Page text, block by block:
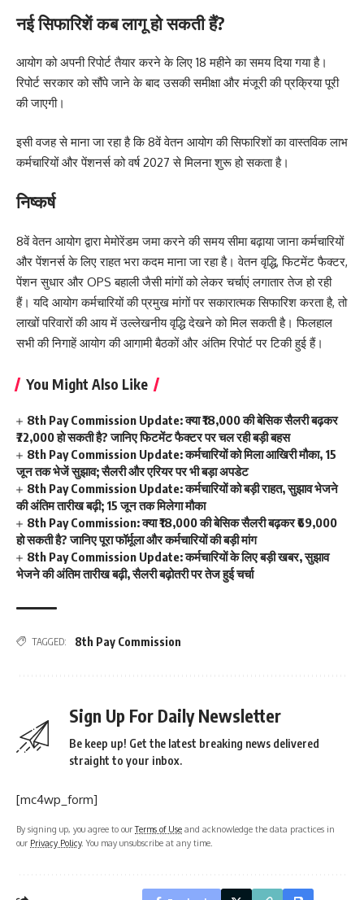
नई सिफारिशें कब लागू हो सकती हैं?
आयोग को अपनी रिपोर्ट तैयार करने के लिए 18 महीने का समय दिया गया है।
रिपोर्ट सरकार को सौंपे जाने के बाद उसकी समीक्षा और मंजूरी की प्रक्रिया पूरी
की जाएगी।
इसी वजह से माना जा रहा है कि 8वें वेतन आयोग की सिफारिशों का वास्तविक लाभ
कर्मचारियों और पेंशनर्स को वर्ष 2027 से मिलना शुरू हो सकता है।
निष्कर्ष
8वें वेतन आयोग द्वारा मेमोरेंडम जमा करने की समय सीमा बढ़ाया जाना कर्मचारियों
और पेंशनर्स के लिए राहत भरा कदम माना जा रहा है। वेतन वृद्धि, फिटमेंट फैक्टर,
पेंशन सुधार और OPS बहाली जैसी मांगों को लेकर चर्चाएं लगातार तेज हो रही
हैं। यदि आयोग कर्मचारियों की प्रमुख मांगों पर सकारात्मक सिफारिश करता है, तो
लाखों परिवारों की आय में उल्लेखनीय वृद्धि देखने को मिल सकती है। फिलहाल
सभी की निगाहें आयोग की आगामी बैठकों और अंतिम रिपोर्ट पर टिकी हुई हैं।
You Might Also Like
8th Pay Commission Update: क्या ₹18,000 की बेसिक सैलरी बढ़कर
₹72,000 हो सकती है? जानिए फिटमेंट फैक्टर पर चल रही बड़ी बहस
8th Pay Commission Update: कर्मचारियों को मिला आखिरी मौका, 15
जून तक भेजें सुझाव; सैलरी और एरियर पर भी बड़ा अपडेट
8th Pay Commission Update: कर्मचारियों को बड़ी राहत, सुझाव भेजने
की अंतिम तारीख बढ़ी; 15 जून तक मिलेगा मौका
8th Pay Commission: क्या ₹18,000 की बेसिक सैलरी बढ़कर ₹69,000
हो सकती है? जानिए पूरा फॉर्मूला और कर्मचारियों की बड़ी मांग
8th Pay Commission Update: कर्मचारियों के लिए बड़ी खबर, सुझाव
भेजने की अंतिम तारीख बढ़ी, सैलरी बढ़ोतरी पर तेज हुई चर्चा
TAGGED: 8th Pay Commission
Sign Up For Daily Newsletter
Be keep up! Get the latest breaking news delivered
straight to your inbox.
[mc4wp_form]
By signing up, you agree to ourTerms of Use and acknowledge the data practices in
our Privacy Policy. You may unsubscribe at any time.